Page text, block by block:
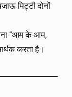
मिट्टी दोनों
“आम के आम,
करता है।